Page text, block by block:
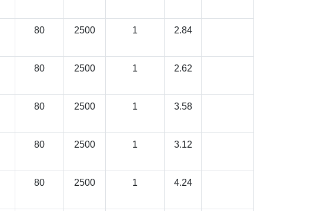
80 2500 1 2.84
80 2500 1 2.62
80 2500 1 3.58
80 2500 1 3.12
80 2500 1 4.24